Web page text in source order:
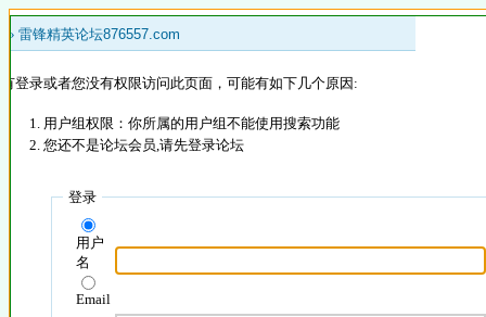
» 雷锋精英论坛876557.com
登录或者您没有权限访问此页面，可能有如下几个原因:
用户组权限：你所属的用户组不能使用搜索功能
您还不是论坛会员,请先登录论坛
登录
用户
名
Email